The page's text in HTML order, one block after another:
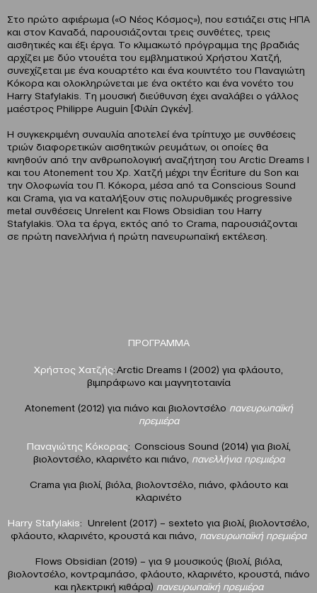
Στο πρώτο αφιέρωμα («Ο Νέος Κόσμος»), που εστιάζει στις ΗΠΑ
και στον Καναδά, παρουσιάζονται τρεις συνθέτες, τρεις
αισθητικές και έξι έργα. Το κλιμακωτό πρόγραμμα της βραδιάς
αρχίζει με δύο ντουέτα του εμβληματικού Χρήστου Χατζή,
συνεχίζεται με ένα κουαρτέτο και ένα κουιντέτο του Παναγιώτη
Κόκορα και ολοκληρώνεται με ένα οκτέτο και ένα νονέτο του
Harry Stafylakis. Tη μουσική διεύθυνση έχει αναλάβει ο γάλλος
μαέστρος Philippe Auguin [Φιλίπ Ωγκέν].
Η συγκεκριμένη συναυλία αποτελεί ένα τρίπτυχο με συνθέσεις
τριών διαφορετικών αισθητικών ρευμάτων, οι οποίες θα
κινηθούν από την ανθρωπολογική αναζήτηση του Arctic Dreams I
και του Atonement του Χρ. Χατζή μέχρι την Écriture du Son και
την Ολοφωνία του Π. Κόκορα, μέσα από τα Conscious Sound
και Crama, για να καταλήξουν στις πολυρυθμικές progressive
metal συνθέσεις Unrelent και Flows Obsidian του Harry
Stafylakis. Όλα τα έργα, εκτός από το Crama, παρουσιάζονται
σε πρώτη πανελλήνια ή πρώτη πανευρωπαϊκή εκτέλεση.
ΠΡΟΓΡΑΜΜΑ
Χρήστος Χατζής: Arctic Dreams I (2002) για φλάουτο,
βιμπράφωνο και μαγνητοταινία
Atonement (2012) για πιάνο και βιολοντσέλο πανευρωπαϊκή
πρεμιέρα
Παναγιώτης Κόκορας: Conscious Sound (2014) για βιολί,
βιολοντσέλο, κλαρινέτο και πιάνο, πανελλήνια πρεμιέρα
Crama για βιολί, βιόλα, βιολοντσέλο, πιάνο, φλάουτο και
κλαρινέτο
Ηarry Stafylakis: Unrelent (2017) – sexteto για βιολί, βιολοντσέλο,
φλάουτο, κλαρινέτο, κρουστά και πιάνο, πανευρωπαϊκή πρεμιέρα
Flows Obsidian (2019) – για 9 μουσικούς (βιολί, βιόλα,
βιολοντσέλο, κοντραμπάσο, φλάουτο, κλαρινέτο, κρουστά, πιάνο
και ηλεκτρική κιθάρα) πανευρωπαϊκή πρεμιέρα